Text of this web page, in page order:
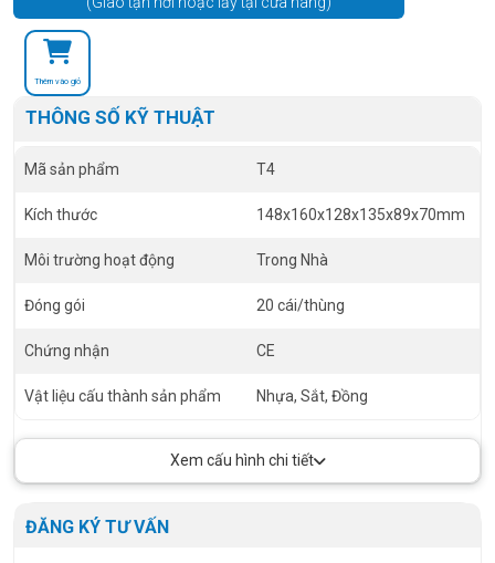
Thêm vào giỏ
THÔNG SỐ KỸ THUẬT
Mã sản phẩm T4
Kích thước 148x160x128x135x89x70mm
Môi trường hoạt động Trong Nhà
Đóng gói 20 cái/thùng
Chứng nhận CE
Vật liệu cấu thành sản phẩm Nhựa, Sắt, Đồng
Xem cấu hình chi tiết
ĐĂNG KÝ TƯ VẤN